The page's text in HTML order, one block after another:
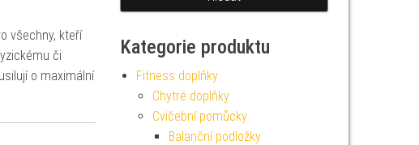
všechny, kteří
či
o maximální
Kategorie produktu
Fitness doplňky
Chytré doplňky
Cvičební pomůcky
Balanční podložky